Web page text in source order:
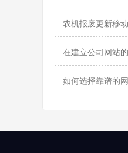
农机报废更新移
在建立公司网站
如何选择靠谱的